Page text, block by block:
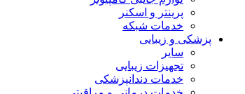
پرینتر و اسکنر
خدمات شبکه
پزشکی و زیبایی
سایر
تجهیزات زیبایی
خدمات دندانپزشکی